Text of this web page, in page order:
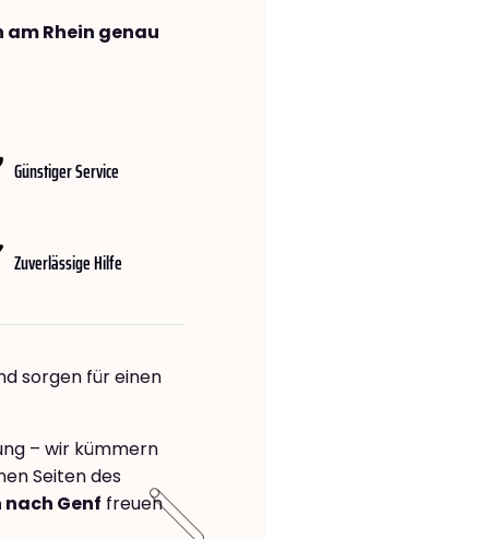
Rhein genau
Günstiger Service
Zuverlässige Hilfe
sorgen für einen
– wir kümmern
Seiten des
Genf freuen